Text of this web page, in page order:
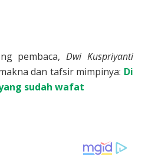
pembaca,Dwi Kuspriyanti
dan tafsir mimpinya: Di
sudah wafat